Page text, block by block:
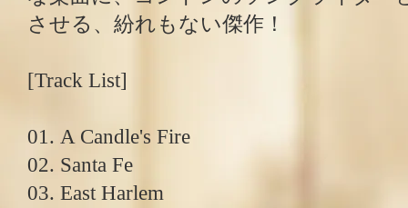
させる、紛れもない傑作！
[Track List]
01. A Candle's Fire
02. Santa Fe
03. East Harlem